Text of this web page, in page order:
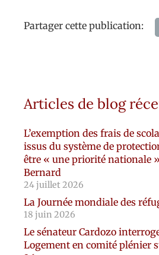
Partager cette publication:
Articles de blog
L’exemption des frais de
issus du système de
être « une priorité nationale
Bernard
24 juillet 2026
La Journée mondiale des
18 juin 2026
Le sénateur Cardozo
Logement en comité plénier